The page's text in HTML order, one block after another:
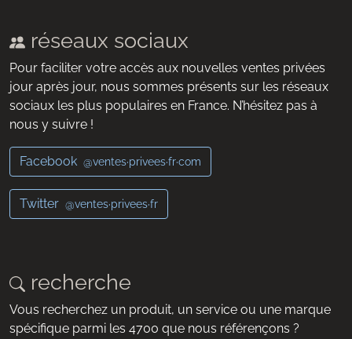
réseaux sociaux
Pour faciliter votre accès aux nouvelles ventes privées
jour après jour, nous sommes présents sur les réseaux
sociaux les plus populaires en France. N’hésitez pas à
nous y suivre !
Facebook @ventes·privees·fr·com
Twitter @ventes·privees·fr
recherche
Vous recherchez un produit, un service ou une marque
spécifique parmi les 4700 que nous référençons ?